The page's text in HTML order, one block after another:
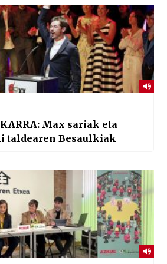
Max sariak eta
taldearen Besaulkiak